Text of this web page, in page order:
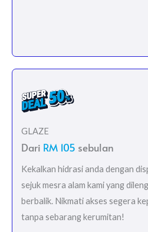
GLAZE
Dari RM 105 sebulan
Kekalkan hidrasi anda dengan
sejuk mesra alam kami yang
berbalik. Nikmati akses segera
tanpa sebarang kerumitan!